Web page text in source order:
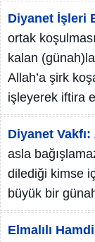
Diyanet İşleri
ortak
kalan
Allah’a şirk
işleyerek iftira
Diyanet Vakfı:
asla
dilediği kimse
büyük bir
Elmalılı